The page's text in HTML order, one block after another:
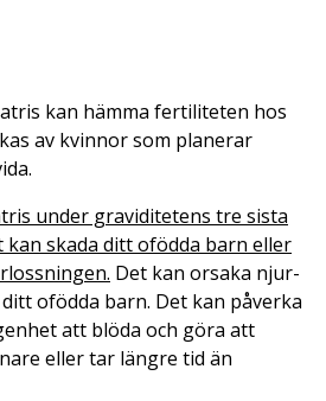
kan hämma fertiliteten hos
av kvinnor som planerar
under graviditetens tre sista
kan skada ditt ofödda barn eller
Det kan orsaka njur-
ofödda barn. Det kan påverka
att blöda och göra att
eller tar längre tid än